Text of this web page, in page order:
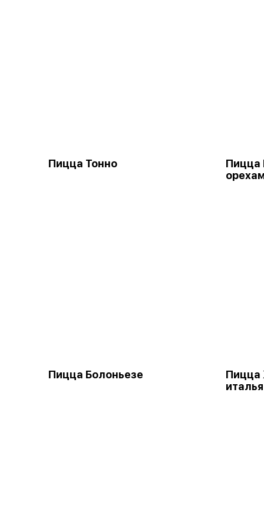
Пицца Тонно
Пицца
Пицца Болоньезе
Пицца